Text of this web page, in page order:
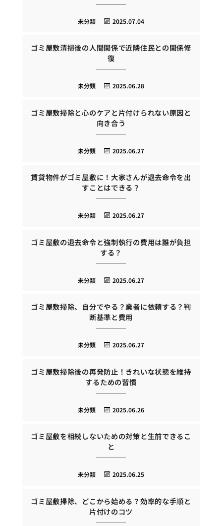
2025.07.04
未分類
ゴミ屋敷清掃後の人間関係で近隣住民との関係修
復
2025.06.28
未分類
ゴミ屋敷掃除と心のケアと片付けられない原因と
向き合う
2025.06.27
未分類
賃貸物件がゴミ屋敷に！大家さんが退去命令を出
すことはできる？
2025.06.27
未分類
ゴミ屋敷の退去命令と強制執行の費用は誰が負担
する？
2025.06.27
未分類
ゴミ屋敷掃除、自分でやる？業者に依頼する？判
断基準と費用
2025.06.27
未分類
ゴミ屋敷掃除後の再発防止！きれいな状態を維持
するための習慣
2025.06.26
未分類
ゴミ屋敷を相続しないための対策と生前できるこ
と
2025.06.25
未分類
ゴミ屋敷掃除、どこから始める？効率的な手順と
片付けのコツ